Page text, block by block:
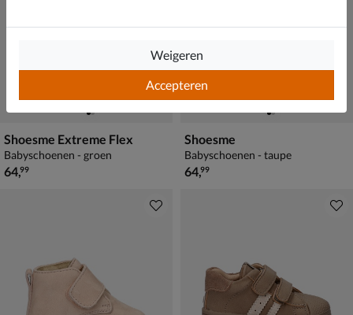
Shoesme Extreme Flex
Babyschoenen - groen
€ 64,99
64,99
Shoesme
Babyschoenen - taupe
€ 64,99
64,99
Accepteren
Weigeren